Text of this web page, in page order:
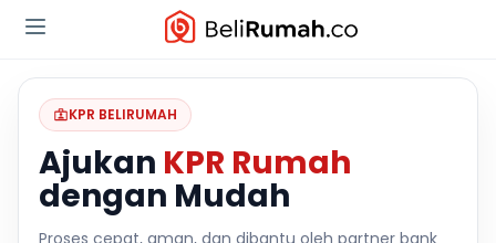
KPR BELIRUMAH
Ajukan KPR Rumah
dengan Mudah
Proses cepat, aman, dan dibantu oleh partner bank